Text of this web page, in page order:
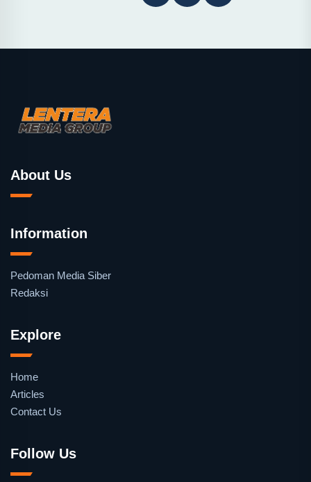
About Us
Information
Pedoman Media Siber
Redaksi
Explore
Home
Articles
Contact Us
Follow Us